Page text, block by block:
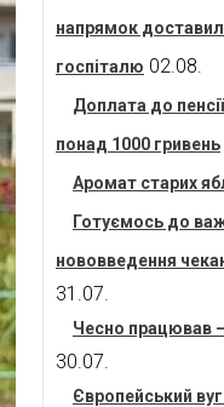
напрямок
госпіталю 02.08.
Доплата до
понад 1000 гривень
Аромат старих
Готуємось до
нововведення
31.07.
Чесно працював
30.07.
Європейський